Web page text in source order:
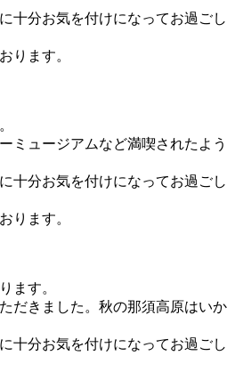
十分お気を付けになってお過ごし
ります。
ミュージアムなど満喫されたよう
十分お気を付けになってお過ごし
ります。
ます。
だきました。秋の那須高原はいか
十分お気を付けになってお過ごし